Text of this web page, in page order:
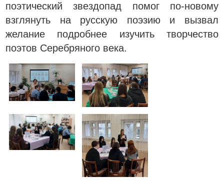
поэтический звездопад помог по-новому
взглянуть на русскую поэзию и вызвал
желание подробнее изучить творчество
поэтов Серебряного века.